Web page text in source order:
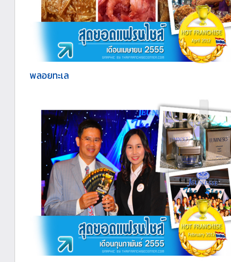
พลอยทะเล